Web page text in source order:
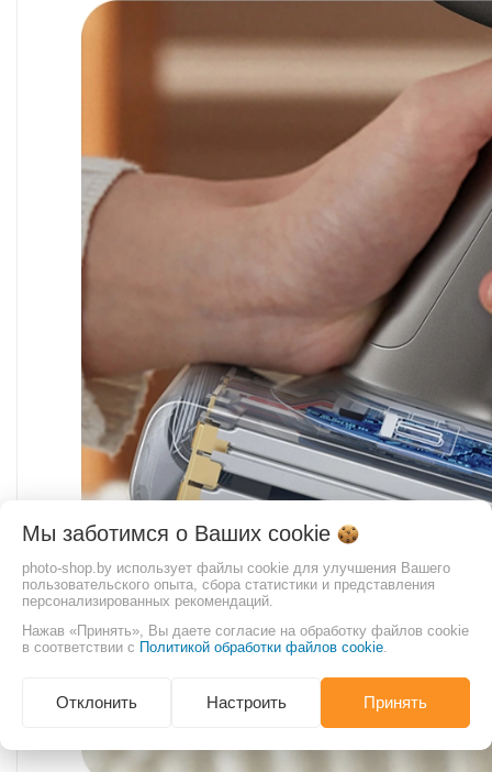
Мы заботимся о Ваших cookie
photo-shop.by использует файлы cookie для улучшения Вашего
пользовательского опыта, сбора статистики и представления
персонализированных рекомендаций.
Нажав «Принять», Вы даете согласие на обработку файлов cookie
в соответствии с Политикой обработки файлов cookie.
Отклонить Настроить Принять